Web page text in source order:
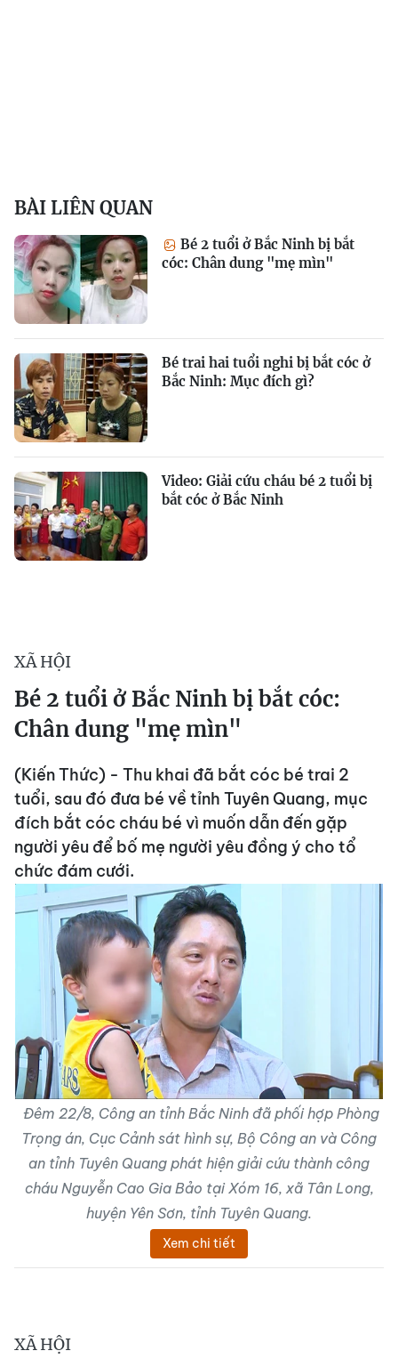
BÀI LIÊN QUAN
Bé 2 tuổi ở Bắc Ninh bị bắt
cóc: Chân dung "mẹ mìn"
Bé trai hai tuổi nghi bị bắt cóc ở
Bắc Ninh: Mục đích gì?
Video: Giải cứu cháu bé 2 tuổi bị
bắt cóc ở Bắc Ninh
XÃ HỘI
Bé 2 tuổi ở Bắc Ninh bị bắt cóc:
Chân dung "mẹ mìn"
(Kiến Thức) - Thu khai đã bắt cóc bé trai 2
tuổi, sau đó đưa bé về tỉnh Tuyên Quang, mục
đích bắt cóc cháu bé vì muốn dẫn đến gặp
người yêu để bố mẹ người yêu đồng ý cho tổ
chức đám cưới.
Đêm 22/8, Công an tỉnh Bắc Ninh đã phối hợp Phòng
Trọng án, Cục Cảnh sát hình sự, Bộ Công an và Công
an tỉnh Tuyên Quang phát hiện giải cứu thành công
cháu Nguyễn Cao Gia Bảo tại Xóm 16, xã Tân Long,
huyện Yên Sơn, tỉnh Tuyên Quang.
Xem chi tiết
XÃ HỘI